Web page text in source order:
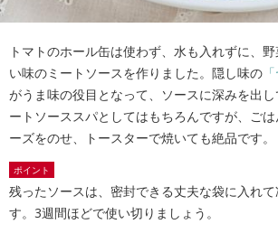
トマトのホール缶は使わず、水も入れずに、
い味のミートソースを作りました。隠し味の
がうま味の役目となって、ソースに深みを出
ートソーススパとしてはもちろんですが、ご
ーズをのせ、トースターで焼いても絶品です。
ポイント
残ったソースは、密封できる丈夫な袋に入れ
す。3週間ほどで使い切りましょう。